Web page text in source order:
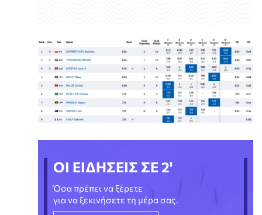
ΟΙ ΕΙΔΗΣΕΙΣ ΣΕ 2'
Όσα πρέπει να ξέρετε
για να ξεκινήσετε τη μέρα σας.